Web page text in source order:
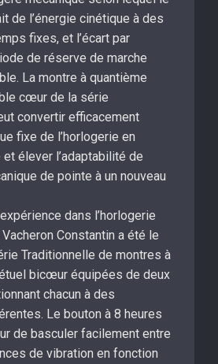
de l’énergie cinétique à des
fixes, et l’écart par
de réserve de marche
La montre à quantième
cœur de la série
convertir efficacement
fixe de l’horlogerie en
élever l’adaptabilité de
de pointe à un nouveau
dans l’horlogerie
Constantin a été le
Traditionnelle de montres à
bicœur équipées de deux
chacun à des
Le bouton à 8 heures
de basculer facilement entre
de vibration en fonction